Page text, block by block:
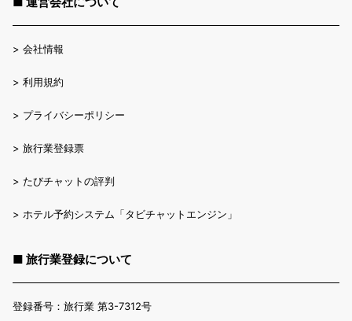
> 会社情報
> 利用規約
> プライバシーポリシー
> 旅行業登録票
> たびチャットの評判
> ホテル予約システム「タビチャットエンジン」
■ 旅行業登録について
登録番号：旅行業 第3-7312号